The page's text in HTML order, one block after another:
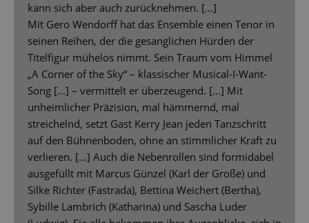
kann sich aber auch zurücknehmen. […]
Mit Gero Wendorff hat das Ensemble einen Tenor in
seinen Reihen, der die gesanglichen Hürden der
Titelfigur mühelos nimmt. Sein Traum vom Himmel
„A Corner of the Sky“ – klassischer Musical-I-Want-
Song […] – vermittelt er überzeugend. […] Mit
unheimlicher Präzision, mal hämmernd, mal
streichelnd, setzt Gast Kerry Jean jeden Tanzschritt
auf den Bühnenboden, ohne an stimmlicher Kraft zu
verlieren. […] Auch die Nebenrollen sind formidabel
ausgefüllt mit Marcus Günzel (Karl der Große) und
Silke Richter (Fastrada), Bettina Weichert (Bertha),
Sybille Lambrich (Katharina) und Sascha Luder